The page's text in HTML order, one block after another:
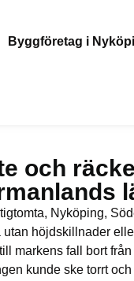
Byggföretag i
och
Nyköping,
höjdskillnader
markens fall bort
kunde ske torrt